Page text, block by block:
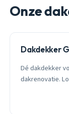
Onze
Dakdekker
Dé dakdekker
dakrenovatie.